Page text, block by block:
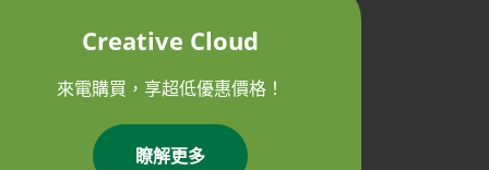
Creative Cloud
來電購買，享超低優惠價格！
瞭解更多